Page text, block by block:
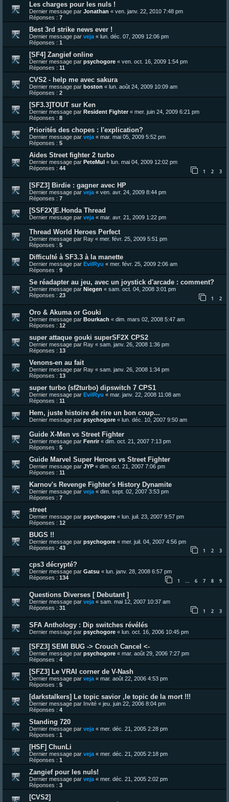
Les charges pour les nuls !
Dernier message par Jonathan « ven. janv. 22, 2010 7:48 pm
Réponses : 7
Best 3rd strike news ever !
Dernier message par veja « lun. déc. 07, 2009 12:06 pm
Réponses : 1
[SF4] Zangief online
Dernier message par psychogore « ven. oct. 16, 2009 1:54 pm
Réponses : 11
CVS2 - help me avec sakura
Dernier message par boston « lun. août 24, 2009 10:09 am
Réponses : 2
[SF3.3]TOUT sur Ken
Dernier message par Resident Fighter« mer. juin 24, 2009 6:21 pm
Réponses : 8
Priorités des chopes : l'explication?
Dernier message par veja « mar. mai 05, 2009 5:52 pm
Réponses : 5
Aides Street fighter 2 turbo
Dernier message par PeteMul « lun. mai 04, 2009 12:02 pm
Réponses : 44 1 2 3
[SFZ3] Birdie : gagner avec HP
Dernier message par veja « ven. avr. 24, 2009 8:44 pm
Réponses : 7
[SSF2X]E.Honda Thread
Dernier message par veja « mar. avr. 21, 2009 1:22 pm
Thread World Heroes Perfect
Dernier message par Ray « mer. févr. 25, 2009 5:51 pm
Réponses : 5
Difficulté à SF3.3 à la manette
Dernier message par EvilRyu « mer. févr. 25, 2009 2:06 am
Réponses : 9
Se réadapter au jeu, avec un joystick d'arcade : comment?
Dernier message par Niegen « sam. oct. 04, 2008 3:01 pm
Réponses : 23 1 2
Oro & Akuma or Gouki
Dernier message par Bourkach « dim. mars 02, 2008 5:47 am
Réponses : 12
super attaque gouki superSF2X CPS2
Dernier message par Ray « sam. janv. 26, 2008 1:36 pm
Réponses : 13
Venons-en au fait
Dernier message par Ray « sam. janv. 26, 2008 1:34 pm
Réponses : 13
super turbo (sf2turbo) dipswitch 7 CPS1
Dernier message par EvilRyu « mar. janv. 22, 2008 11:08 am
Réponses : 11
Hem, juste histoire de rire un bon coup...
Dernier message par psychogore « lun. déc. 10, 2007 9:50 am
Guide X-Men vs Street Fighter
Dernier message par Fenrir« dim. oct. 21, 2007 7:13 pm
Réponses : 5
Guide Marvel Super Heroes vs Street Fighter
Dernier message par JYP « dim. oct. 21, 2007 7:06 pm
Réponses : 11
Karnov's Revenge Fighter's History Dynamite
Dernier message par veja « dim. sept. 02, 2007 3:53 pm
Réponses : 7
street
Dernier message par psychogore « lun. juil. 23, 2007 9:57 pm
Réponses : 12
BUGS !!
Dernier message par psychogore « mer. juil. 04, 2007 4:56 pm
Réponses : 43 1 2 3
cps3 décrypté?
Dernier message par Gatsu « lun. janv. 28, 2008 6:57 pm
Réponses : 134 1 … 6 7 8 9
Questions Diverses [ Debutant ]
Dernier message par veja « sam. mai 12, 2007 10:37 am
Réponses : 31 1 2 3
SFA Anthology : Dip switches révélés
Dernier message par psychogore « lun. oct. 16, 2006 10:45 pm
[SFZ3] SEMI BUG -> Crouch Cancel <-
Dernier message par psychogore « mar. août 29, 2006 7:27 pm
Réponses : 4
[SFZ3] Le VRAI corner de V-Nash
Dernier message par veja « mar. août 22, 2006 4:53 pm
Réponses : 5
[darkstalkers] Le topic savior ,le topic de la mort !!!
Dernier message par Invité « jeu. juin 22, 2006 8:04 pm
Réponses : 4
Standing 720
Dernier message par veja « mer. déc. 21, 2005 2:28 pm
Réponses : 1
[HSF] ChunLi
Dernier message par veja « mer. déc. 21, 2005 2:18 pm
Réponses : 1
Zangief pour les nuls!
Dernier message par veja « mer. déc. 21, 2005 2:02 pm
Réponses : 3
[CVS2]